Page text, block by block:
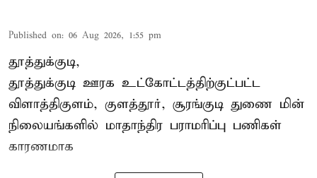
Published on: 06 Aug 2026, 1:55 pm
தூத்துக்குடி,
தூத்துக்குடி ஊரக உட்கோட்டத்திற்குட்பட்ட
விளாத்திகுளம், குளத்தூர், சூரங்குடி துணை மின்
நிலையங்களில் மாதாந்திர பராமரிப்பு பணிகள்
காரணமாக